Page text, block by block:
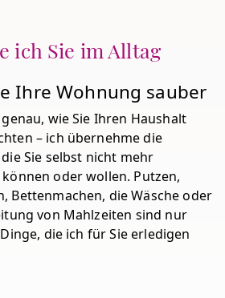
ich Sie im Alltag
Ihre Wohnung sauber
wie Sie Ihren Haushalt
– ich übernehme die
Sie selbst nicht mehr
oder wollen. Putzen,
Bettenmachen, die Wäsche oder
von Mahlzeiten sind nur
die ich für Sie erledigen